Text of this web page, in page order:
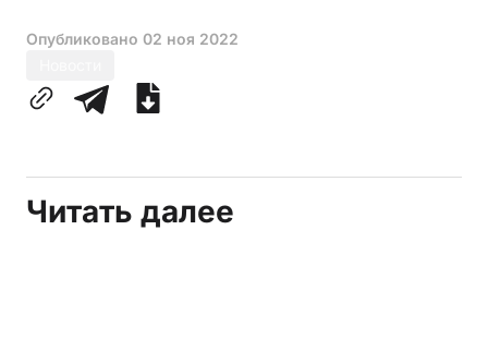
Опубликовано 02 ноя 2022
Читать далее